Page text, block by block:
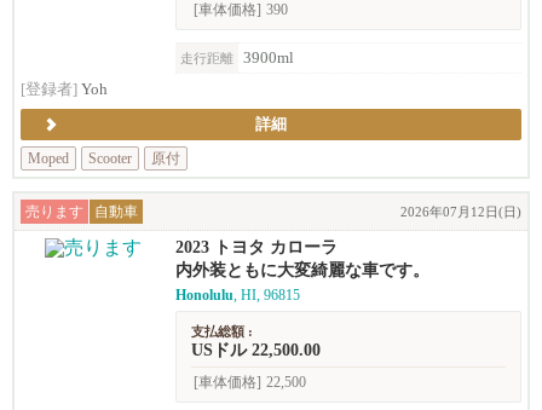
[車体価格] 390
走行距離
3900ml
[登録者] Yoh
詳細
Moped
Scooter 原付
売ります 自動車 2026年07月12日(日)
2023 トヨタ カローラ
内外装ともに大変綺麗な車です。
Honolulu, HI, 96815
支払総額 :
USドル 22,500.00
[車体価格] 22,500